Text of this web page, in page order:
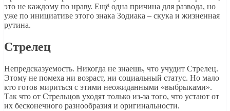
это не каждому по нраву. Ещё одна причина для развода, но
уже по инициативе этого знака Зодиака – скука и жизненная
рутина.
Стрелец
Непредсказуемость. Никогда не знаешь, что учудит Стрелец.
Этому не помеха ни возраст, ни социальный статус. Но мало
кто готов мириться с этими неожиданными «выбрыками».
Так что от Стрельцов уходят только из-за того, что устают от
их бесконечного разнообразия и оригинальности.